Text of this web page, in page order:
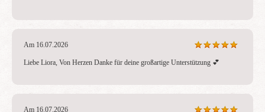
Am 16.07.2026
Liebe Liora, Von Herzen Danke für deine großartige Unterstützung 💕
Am 16.07.2026